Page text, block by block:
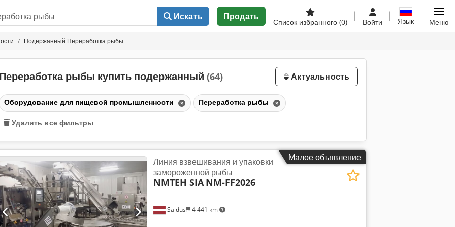
Искать Продать
Список избранного (0) Войти Язык Меню
Подержанный Переработка рыбы
Переработка рыбы купить подержанный (64) Актуальность
Оборудование для пищевой промышленности Переработка рыбы
Удалить все фильтры
Малое объявление
Saldus 4 441 km
Линия взвешивания и упаковки
замороженной рыбы
NMTEH SIA NM-FF2026